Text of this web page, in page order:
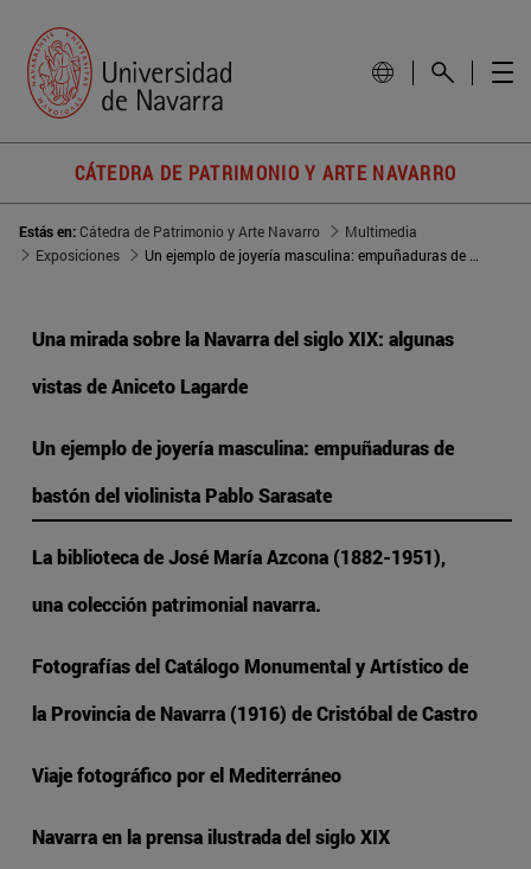
CÁTEDRA DE PATRIMONIO Y ARTE NAVARRO
Estás en:Cátedra de Patrimonio y Arte Navarro
Multimedia
Exposiciones
Un ejemplo de joyería masculina: empuñaduras de bastón del violinista Pablo Sarasate
Una mirada sobre la Navarra del siglo XIX: algunas
vistas de Aniceto Lagarde
Un ejemplo de joyería masculina: empuñaduras de
bastón del violinista Pablo Sarasate
La biblioteca de José María Azcona (1882-1951),
una colección patrimonial navarra.
Fotografías del Catálogo Monumental y Artístico de
la Provincia de Navarra (1916) de Cristóbal de Castro
Viaje fotográfico por el Mediterráneo
Navarra en la prensa ilustrada del siglo XIX